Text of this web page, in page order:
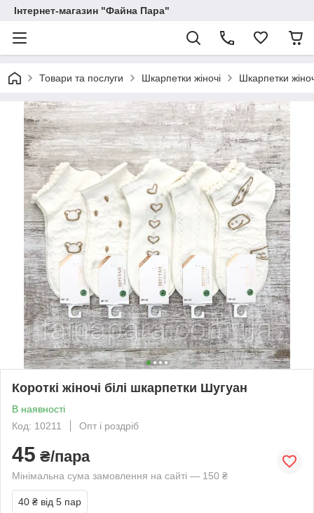
Інтернет-магазин "Файна Пара"
Товари та послуги Шкарпетки жіночі Шкарпетки
Короткі жіночі білі шкарпетки Шугуан
В наявності
Код: 10211
Опт і роздріб
45 ₴/пара
Мінімальна сума замовлення на сайті — 150 ₴
40 ₴ від 5 пар